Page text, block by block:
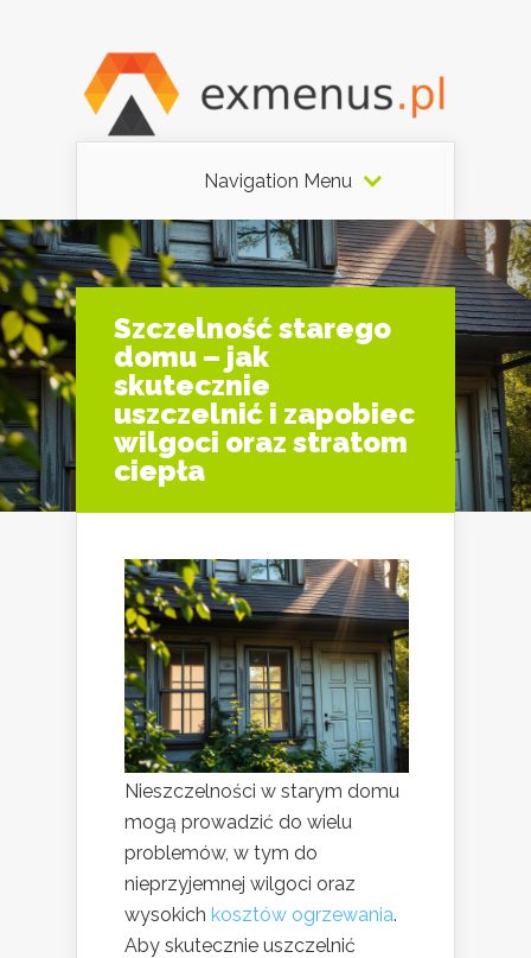
Navigation Menu
Szczelność starego
domu – jak
skutecznie
uszczelnić i zapobiec
wilgoci oraz stratom
ciepła
Nieszczelności w starym domu
mogą prowadzić do wielu
problemów, w tym do
nieprzyjemnej wilgoci oraz
wysokich kosztów ogrzewania.
Aby skutecznie uszczelnić